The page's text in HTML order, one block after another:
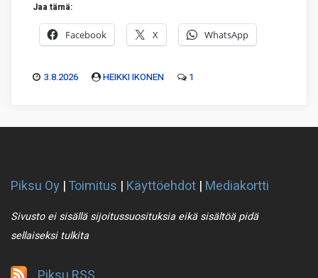
Jaa tämä:
Facebook X WhatsApp
3.8.2026 HEIKKI IKONEN 1
Piksu Oy |Toimitus | Käyttöehdot | Mediakortti
Sivusto ei sisällä sijoitussuosituksia eikä sisältöä pidä
sellaiseksi tulkita